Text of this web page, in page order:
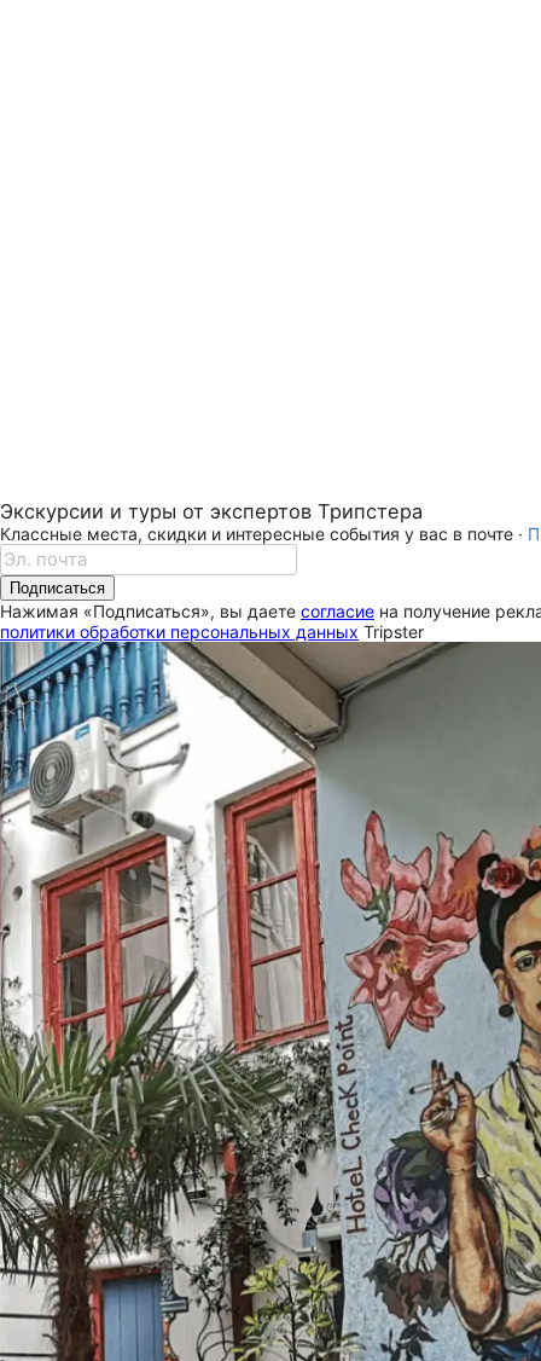
Экскурсии и туры от экспертов Трипстера
Классные места, скидки и интересные события у вас в почте ·
Подписаться
Нажимая «Подписаться», вы даете согласие на получение
политики обработки персональных данных Tripster